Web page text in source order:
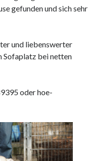
gefunden und sich sehr
und liebenswerter
Sofaplatz bei netten
oder hoe-